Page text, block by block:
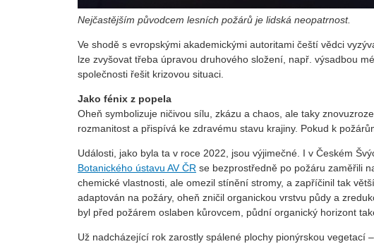
Nejčastějším původcem lesních požárů je lidská neopatrnost.
Ve shodě s evropskými akademickými autoritami čeští vědci
lze zvyšovat třeba úpravou druhového složení, např. výsadbou
společnosti řešit krizovou situaci.
Jako fénix z popela
Oheň symbolizuje ničivou sílu, zkázu a chaos, ale taky
rozmanitost a přispívá ke zdravému stavu krajiny. Pokud k
Události, jako byla ta v roce 2022, jsou výjimečné. I v Českém
Botanického ústavu AV ČR se bezprostředně po požáru zaměřili
chemické vlastnosti, ale omezil stínění stromy, a zapříčinil tak
adaptován na požáry, oheň zničil organickou vrstvu půdy a
byl před požárem oslaben kůrovcem, půdní organický horizont
Už nadcházející rok zarostly spálené plochy pionýrskou vegetací